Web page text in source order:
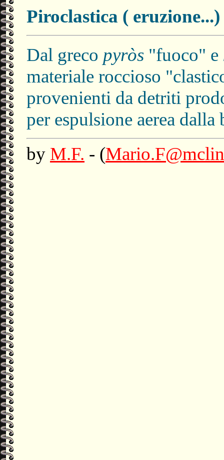
Piroclastica ( eruzione...)
Dal greco pyròs "fuoco" e
materiale roccioso
provenienti da detriti
per espulsione aerea
by M.F. - (